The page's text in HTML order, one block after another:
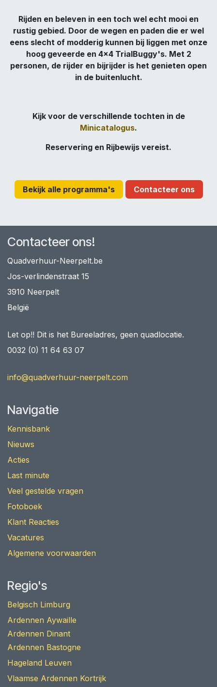
Rijden en beleven in een toch wel echt mooi en
rustig gebied. Door de wegen en paden die er wel
eens slecht of modderig kunnen bij liggen met onze
hoog geveerde en 4x4 TrialBuggy's. Met 2
personen, de rijder en bijrijder is het genieten open
in de buitenlucht.
Kijk voor de verschillende tochten in de
Minicatalogus.
Reservering en Rijbewijs vereist.
Bekijk alle programma's Contacteer ons
Contacteer ons!
Quadverhuur-Neerpelt.be
Jos-verlindenstraat 15
3910 Neerpelt
België
Let op!! Dit is het Bureeladres, geen quadlocatie.
0032 (0) 11 64 63 07
info@quadverhuur-neerpelt.com
Navigatie
Kennisbank
Nieuws
Acties
Last minute
Veel gestelde vragen
Fotoboek
Klant Reacties
Vacatures
Algemene voorwaarden
Regio's
Belgisch Limburg
Ardennen Aywaille
Ardennen Dinant
Ardennen Bastogne
Hageland Leuven
Vlaamse Ardennen Kortrijk